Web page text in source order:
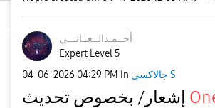
أحــمـدالــعــانـــي
Expert Level 5
‎04-06-2026 04:29 PM in جالاكسى S